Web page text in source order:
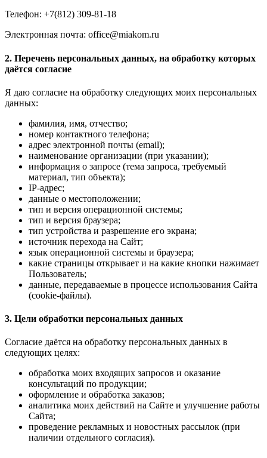
Телефон: +7(812) 309-81-18
Электронная почта: office@miakom.ru
2. Перечень персональных данных, на обработку которых
даётся согласие
Я даю согласие на обработку следующих моих персональных
данных:
фамилия, имя, отчество;
номер контактного телефона;
адрес электронной почты (email);
наименование организации (при указании);
информация о запросе (тема запроса, требуемый
материал, тип объекта);
IP-адрес;
данные о местоположении;
тип и версия операционной системы;
тип и версия браузера;
тип устройства и разрешение его экрана;
источник перехода на Сайт;
язык операционной системы и браузера;
какие страницы открывает и на какие кнопки нажимает
Пользователь;
данные, передаваемые в процессе использования Сайта
(cookie-файлы).
3. Цели обработки персональных данных
Согласие даётся на обработку персональных данных в
следующих целях:
обработка моих входящих запросов и оказание
консультаций по продукции;
оформление и обработка заказов;
аналитика моих действий на Сайте и улучшение работы
Сайта;
проведение рекламных и новостных рассылок (при
наличии отдельного согласия).